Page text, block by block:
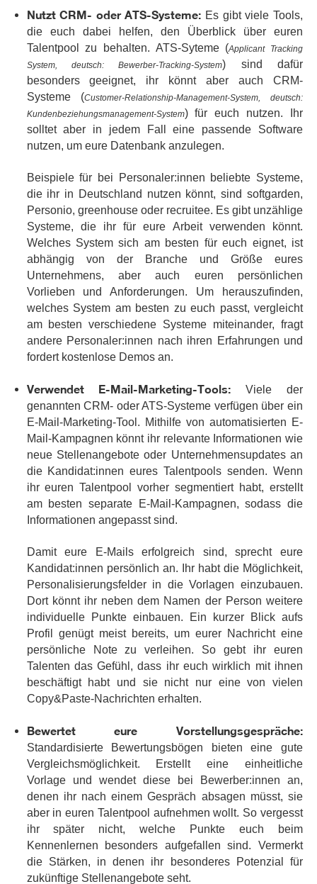
Nutzt CRM- oder ATS-Systeme: Es gibt viele Tools,
die euch dabei helfen, den Überblick über euren
Talentpool zu behalten. ATS-Syteme (Applicant Tracking
System, deutsch: Bewerber-Tracking-System) sind dafür
besonders geeignet, ihr könnt aber auch CRM-
Systeme (Customer-Relationship-Management-System, deutsch:
Kundenbeziehungsmanagement-System) für euch nutzen. Ihr
solltet aber in jedem Fall eine passende Software
nutzen, um eure Datenbank anzulegen.
Beispiele für bei Personaler:innen beliebte Systeme,
die ihr in Deutschland nutzen könnt, sind softgarden,
Personio, greenhouse oder recruitee. Es gibt unzählige
Systeme, die ihr für eure Arbeit verwenden könnt.
Welches System sich am besten für euch eignet, ist
abhängig von der Branche und Größe eures
Unternehmens, aber auch euren persönlichen
Vorlieben und Anforderungen. Um herauszufinden,
welches System am besten zu euch passt, vergleicht
am besten verschiedene Systeme miteinander, fragt
andere Personaler:innen nach ihren Erfahrungen und
fordert kostenlose Demos an.
Verwendet E-Mail-Marketing-Tools: Viele der
genannten CRM- oder ATS-Systeme verfügen über ein
E-Mail-Marketing-Tool. Mithilfe von automatisierten E-
Mail-Kampagnen könnt ihr relevante Informationen wie
neue Stellenangebote oder Unternehmensupdates an
die Kandidat:innen eures Talentpools senden. Wenn
ihr euren Talentpool vorher segmentiert habt, erstellt
am besten separate E-Mail-Kampagnen, sodass die
Informationen angepasst sind.
Damit eure E-Mails erfolgreich sind, sprecht eure
Kandidat:innen persönlich an. Ihr habt die Möglichkeit,
Personalisierungsfelder in die Vorlagen einzubauen.
Dort könnt ihr neben dem Namen der Person weitere
individuelle Punkte einbauen. Ein kurzer Blick aufs
Profil genügt meist bereits, um eurer Nachricht eine
persönliche Note zu verleihen. So gebt ihr euren
Talenten das Gefühl, dass ihr euch wirklich mit ihnen
beschäftigt habt und sie nicht nur eine von vielen
Copy&Paste-Nachrichten erhalten.
Bewertet eure Vorstellungsgespräche:
Standardisierte Bewertungsbögen bieten eine gute
Vergleichsmöglichkeit. Erstellt eine einheitliche
Vorlage und wendet diese bei Bewerber:innen an,
denen ihr nach einem Gespräch absagen müsst, sie
aber in euren Talentpool aufnehmen wollt. So vergesst
ihr später nicht, welche Punkte euch beim
Kennenlernen besonders aufgefallen sind. Vermerkt
die Stärken, in denen ihr besonderes Potenzial für
zukünftige Stellenangebote seht.